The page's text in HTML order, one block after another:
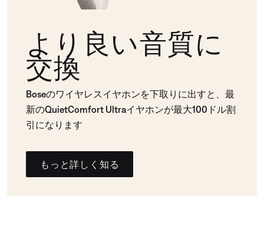
より良い音質に
交換
Boseのワイヤレスイヤホンを下取りに出すと、最
新のQuietComfort Ultraイヤホンが最大100ドル割
引になります
もっと詳しく知る